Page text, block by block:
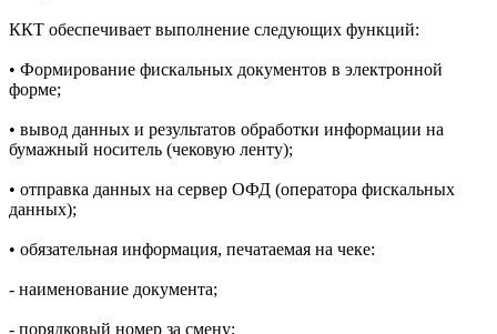
ККТ обеспечивает выполнение следующих функций:
• Формирование фискальных документов в электронной
форме;
• вывод данных и результатов обработки информации на
бумажный носитель (чековую ленту);
• отправка данных на сервер ОФД (оператора фискальных
данных);
• обязательная информация, печатаемая на чеке:
- наименование документа;
- порядковый номер за смену;